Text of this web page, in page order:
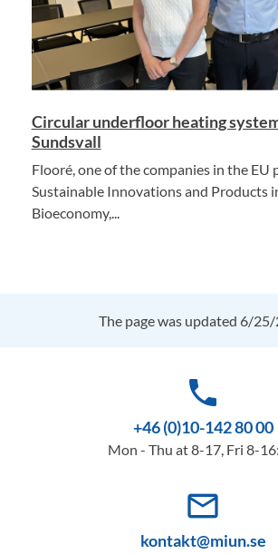
Circular underfloor heating
Sundsvall
Flooré, one of the companies in the EU
Sustainable Innovations and Products
Bioeconomy,...
The page was updated 6/
phone
+46 (0)10-142 80 00
Mon - Thu at 8-17, Fri 8-
mail_outline
kontakt@miun.se